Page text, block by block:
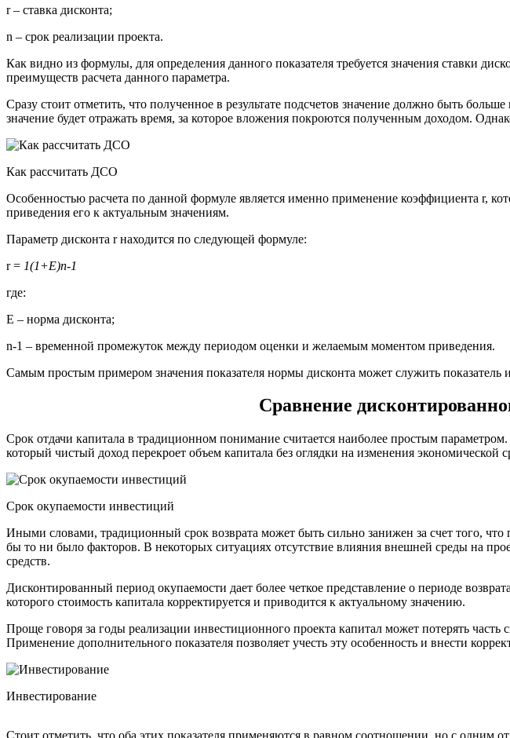
r – ставка дисконта;
n – срок реализации проекта.
Как видно из формулы, для определения данного показателя требуется значения ставки
преимуществ расчета данного параметра.
Сразу стоит отметить, что полученное в результате подсчетов значение должно быть
значение будет отражать время, за которое вложения покроются полученным доходом.
Как рассчитать ДСО
Особенностью расчета по данной формуле является именно применение коэффициента r,
приведения его к актуальным значениям.
Параметр дисконта r находится по следующей формуле:
r = 1(1+E)n-1
где:
E – норма дисконта;
n-1 – временной промежуток между периодом оценки и желаемым моментом приведения.
Самым простым примером значения показателя нормы дисконта может служить показатель
Сравнение
Срок отдачи капитала в традиционном понимание считается наиболее простым
который чистый доход перекроет объем капитала без оглядки на изменения
Срок окупаемости инвестиций
Иными словами, традиционный срок возврата может быть сильно занижен за счет того,
бы то ни было факторов. В некоторых ситуациях отсутствие влияния внешней среды на
средств.
Дисконтированный период окупаемости дает более четкое представление о периоде
которого стоимость капитала корректируется и приводится к актуальному значению.
Проще говоря за годы реализации инвестиционного проекта капитал может потерять
Применение дополнительного показателя позволяет учесть эту особенность и внести
Инвестирование